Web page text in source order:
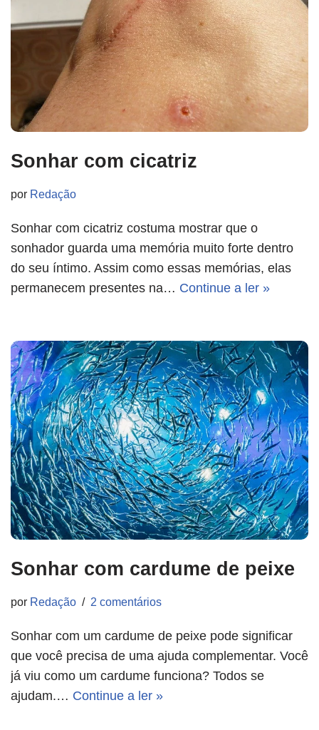
Sonhar com cicatriz
por Redação
Sonhar com cicatriz costuma mostrar que o
sonhador guarda uma memória muito forte dentro
do seu íntimo. Assim como essas memórias, elas
permanecem presentes na… Continue a ler »
Sonhar com cardume de peixe
por Redação 2 comentários
Sonhar com um cardume de peixe pode significar
que você precisa de uma ajuda complementar. Você
já viu como um cardume funciona? Todos se
ajudam.… Continue a ler »